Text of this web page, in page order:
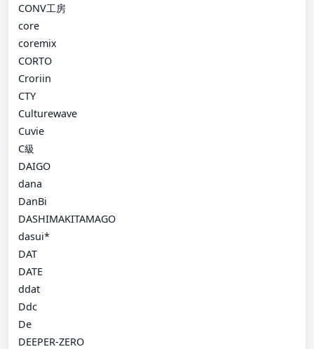
CONV工房
core
coremix
CORTO
Croriin
CTY
Culturewave
Cuvie
C級
DAIGO
dana
DanBi
DASHIMAKITAMAGO
dasui*
DAT
DATE
ddat
Ddc
De
DEEPER-ZERO